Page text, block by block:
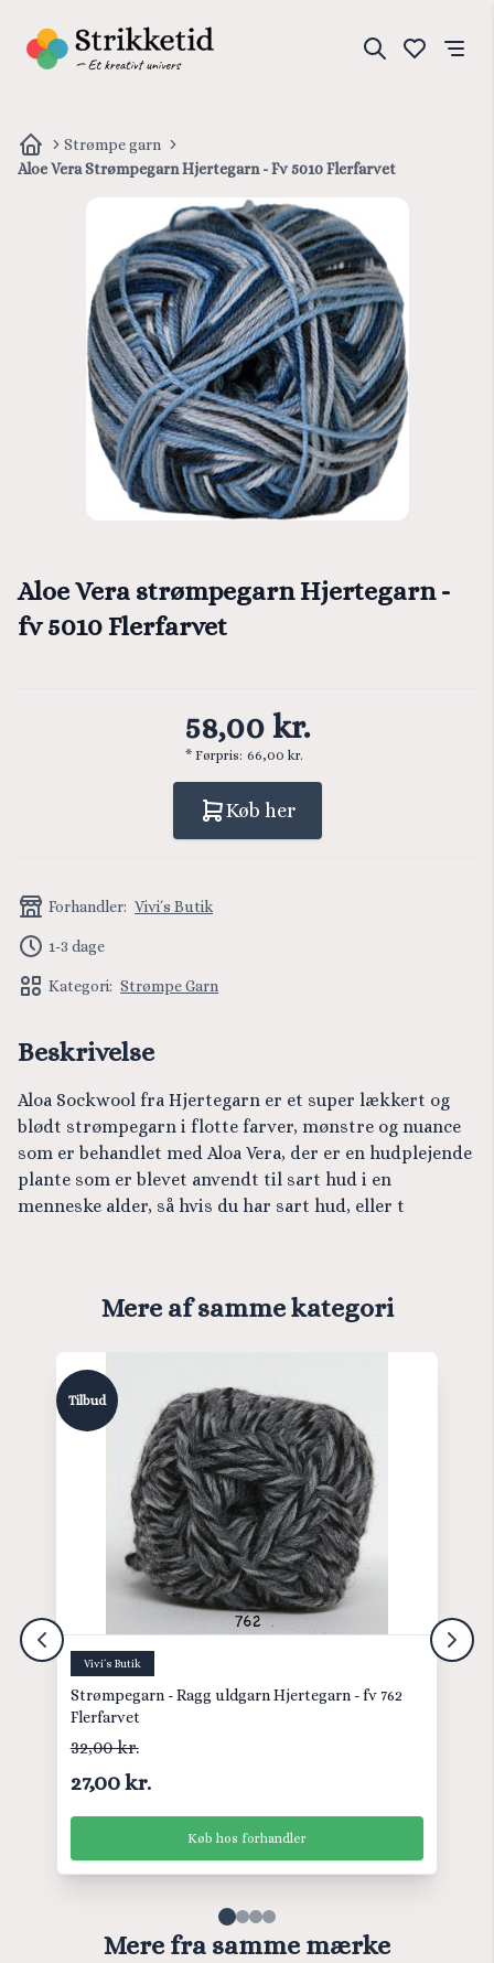
Strømpe garn
Aloe Vera Strømpegarn Hjertegarn - Fv 5010 Flerfarvet
Aloe Vera strømpegarn Hjertegarn -
fv 5010 Flerfarvet
58,00 kr.
* Førpris: 66,00 kr.
Køb her
Forhandler: Vivi´s Butik
1-3 dage
Kategori: Strømpe Garn
Beskrivelse
Aloa Sockwool fra Hjertegarn er et super lækkert og
blødt strømpegarn i flotte farver, mønstre og nuance
som er behandlet med Aloa Vera, der er en hudplejende
plante som er blevet anvendt til sart hud i en
menneske alder, så hvis du har sart hud, eller t
Mere af samme kategori
Tilbud
Vivi´s Butik
Strømpegarn - Ragg uldgarn Hjertegarn - fv 762
Flerfarvet
32,00 kr.
27,00 kr.
Køb hos forhandler
Mere fra samme mærke